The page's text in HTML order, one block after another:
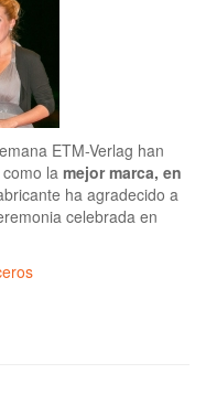
ETM-Verlag han
como la mejor marca, en
ha agradecido a
celebrada en